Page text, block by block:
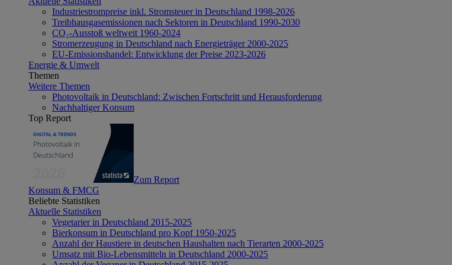
Industriestrompreise inkl. Stromsteuer in Deutschland 1998-2026
Treibhausgasemissionen nach Sektoren in Deutschland 1990-2030
CO₂-Ausstoß weltweit 1960-2024
Stromerzeugung in Deutschland nach Energieträger 2000-2025
EU-Emissionshandel: Entwicklung der Preise 2023-2026
Energie & Umwelt
Themen
Weitere Themen
Photovoltaik in Deutschland: Zwischen Fortschritt und Herausforderung
Nachhaltiger Konsum
Top Report
Zum Report
Konsum & FMCG
Beliebte Statistiken
Aktuelle Statistiken
Vegetarier in Deutschland 2015-2025
Bierkonsum in Deutschland pro Kopf 1950-2025
Anzahl der Haustiere in deutschen Haushalten nach Tierarten 2000-2025
Umsatz mit Bio-Lebensmitteln in Deutschland 2000-2025